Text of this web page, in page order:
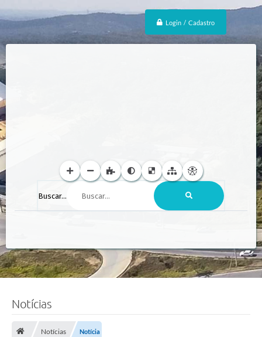
Login / Cadastro
Buscar...
Notícias
Notícias Notícia